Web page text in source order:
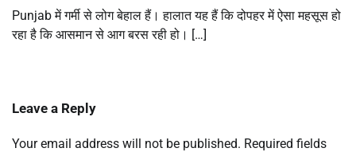
Punjab में गर्मी से लोग बेहाल हैं। हालात यह हैं कि दोपहर में ऐसा महसूस हो
रहा है कि आसमान से आग बरस रही हो। […]
Leave a Reply
Your email address will not be published. Required fields